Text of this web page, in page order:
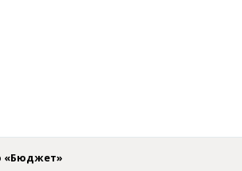
«Бюджет»